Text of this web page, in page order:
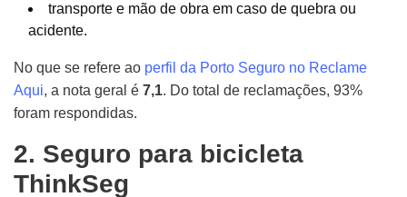
transporte e mão de obra em caso de quebra ou
acidente.
No que se refere ao perfil da Porto Seguro no Reclame
Aqui, a nota geral é 7,1. Do total de reclamações, 93%
foram respondidas.
2. Seguro para bicicleta
ThinkSeg